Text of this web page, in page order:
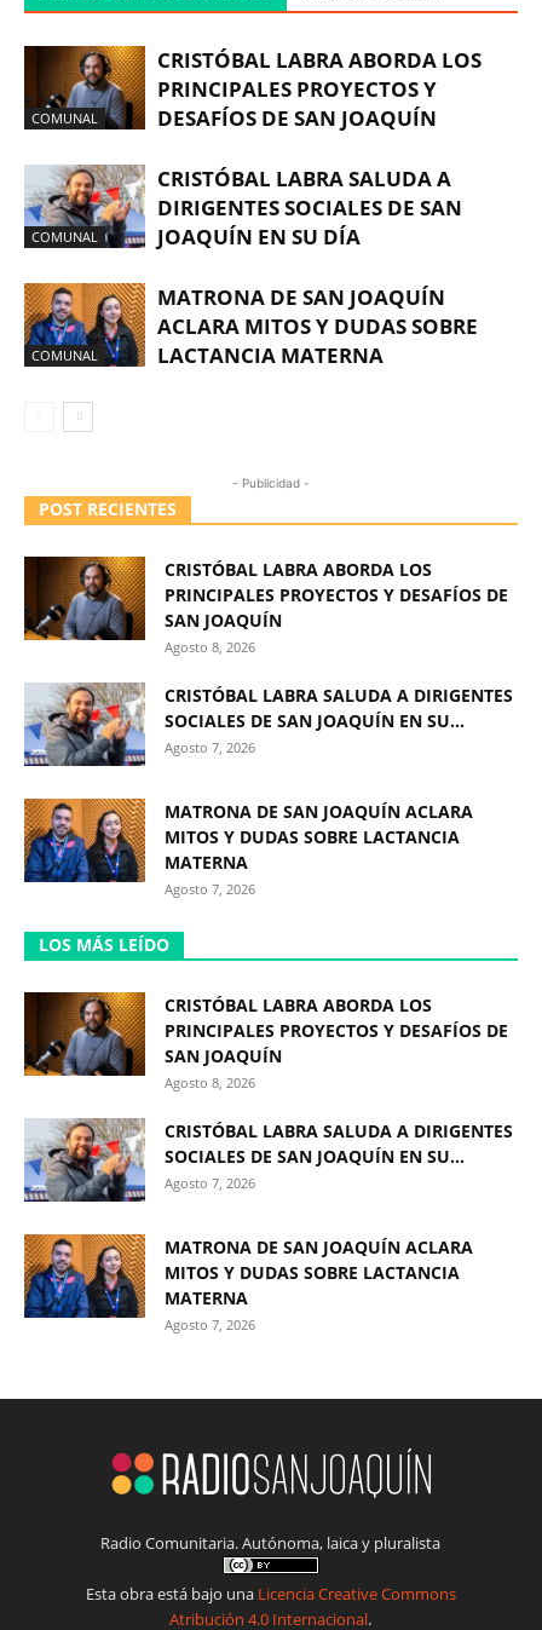
COMUNAL
CRISTÓBAL LABRA ABORDA LOS
PRINCIPALES PROYECTOS Y
DESAFÍOS DE SAN JOAQUÍN
COMUNAL
CRISTÓBAL LABRA SALUDA A
DIRIGENTES SOCIALES DE SAN
JOAQUÍN EN SU DÍA
COMUNAL
MATRONA DE SAN JOAQUÍN
ACLARA MITOS Y DUDAS SOBRE
LACTANCIA MATERNA
- Publicidad -
POST RECIENTES
CRISTÓBAL LABRA ABORDA LOS
PRINCIPALES PROYECTOS Y DESAFÍOS DE
SAN JOAQUÍN
Agosto 8, 2026
CRISTÓBAL LABRA SALUDA A DIRIGENTES
SOCIALES DE SAN JOAQUÍN EN SU...
Agosto 7, 2026
MATRONA DE SAN JOAQUÍN ACLARA
MITOS Y DUDAS SOBRE LACTANCIA
MATERNA
Agosto 7, 2026
LOS MÁS LEÍDO
CRISTÓBAL LABRA ABORDA LOS
PRINCIPALES PROYECTOS Y DESAFÍOS DE
SAN JOAQUÍN
Agosto 8, 2026
CRISTÓBAL LABRA SALUDA A DIRIGENTES
SOCIALES DE SAN JOAQUÍN EN SU...
Agosto 7, 2026
MATRONA DE SAN JOAQUÍN ACLARA
MITOS Y DUDAS SOBRE LACTANCIA
MATERNA
Agosto 7, 2026
Radio Comunitaria. Autónoma, laica y pluralista
Esta obra está bajo una Licencia Creative Commons
Atribución 4.0 Internacional.